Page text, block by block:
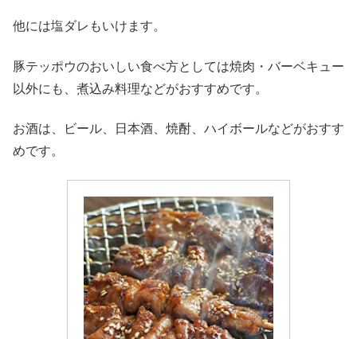
他には塩ダレもいけます。
豚テッポウのおいしい食べ方としては焼肉・バーベキュー
以外にも、煮込み料理などがおすすめです。
お酒は、ビール、日本酒、焼酎、ハイボールなどがおすす
めです。